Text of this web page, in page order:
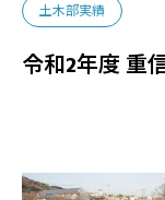
土木部実績
令和2年度 重